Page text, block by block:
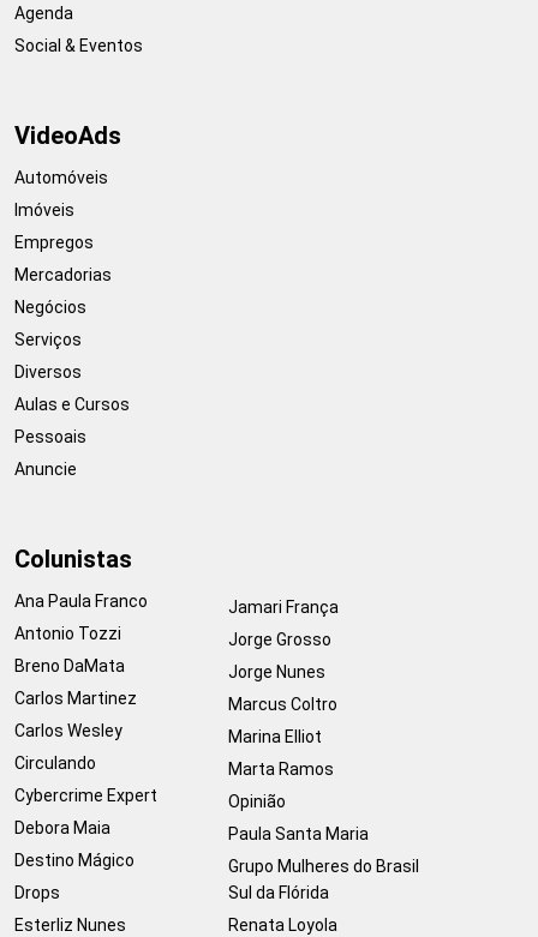
Agenda
Social & Eventos
VideoAds
Automóveis
Imóveis
Empregos
Mercadorias
Negócios
Serviços
Diversos
Aulas e Cursos
Pessoais
Anuncie
Colunistas
Ana Paula Franco
Antonio Tozzi
Breno DaMata
Carlos Martinez
Carlos Wesley
Circulando
Cybercrime Expert
Debora Maia
Destino Mágico
Drops
Esterliz Nunes
Jamari França
Jorge Grosso
Jorge Nunes
Marcus Coltro
Marina Elliot
Marta Ramos
Opinião
Paula Santa Maria
Grupo Mulheres do Brasil
Sul da Flórida
Renata Loyola